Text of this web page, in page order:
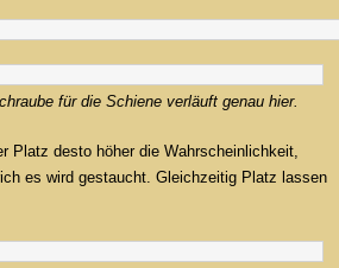
für die Schiene verläuft genau hier.
Platz desto höher die Wahrscheinlichkeit,
es wird gestaucht. Gleichzeitig Platz lassen